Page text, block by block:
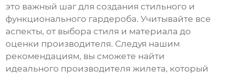
это важный шаг для создания стильного и
функционального гардероба. Учитывайте все
аспекты, от выбора стиля и материала до
оценки производителя. Следуя нашим
рекомендациям, вы сможете найти
идеального производителя жилета, который